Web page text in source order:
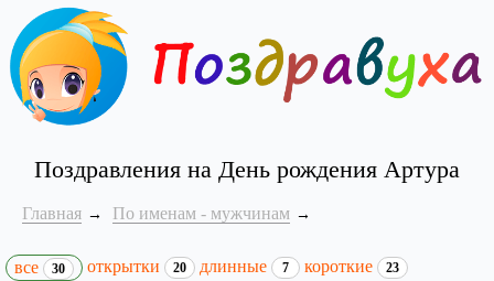
Поздравления на День рождения Артура
Главная По именам - мужчинам
все 30 открытки 20 длинные 7 короткие 23